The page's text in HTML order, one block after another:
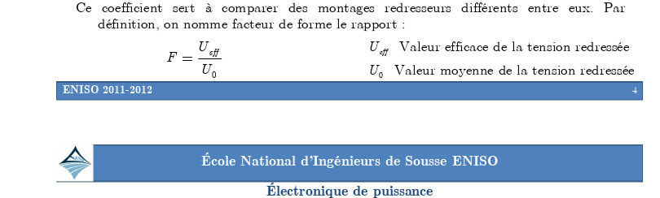
Ce coefficient sert à comparer des montages redresseurs différents entre eux. Par
définition, on nomme facteur de forme le rapport :
ENISO 2011-2012 4
0
eff
U
F
U
=
0
  Vale
ur efficace de la tension redressée
  Vale
ur moyenne de la tension redressée
eff
U
U
École National d’Ingénieurs de Sousse ENISO
Électronique de puissance